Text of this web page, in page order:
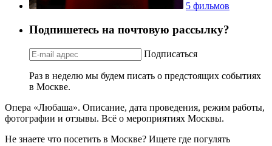
5 фильмов
Подпишетесь на почтовую рассылку?
Подписаться
Раз в неделю мы будем писать о предстоящих событиях
в Москве.
Опера «Любаша». Описание, дата проведения, режим работы,
фотографии и отзывы. Всё о мероприятиях Москвы.
Не знаете что посетить в Москве? Ищете где погулять